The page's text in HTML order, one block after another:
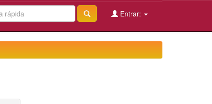
Entrar: